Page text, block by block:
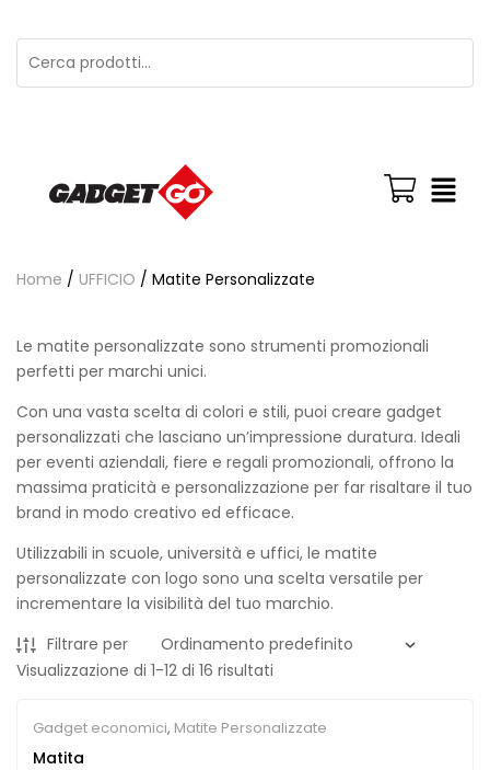
Home / UFFICIO / Matite Personalizzate
Le matite personalizzate sono strumenti promozionali
perfetti per marchi unici.
Con una vasta scelta di colori e stili, puoi creare gadget
personalizzati che lasciano un’impressione duratura. Ideali
per eventi aziendali, fiere e regali promozionali, offrono la
massima praticità e personalizzazione per far risaltare il tuo
brand in modo creativo ed efficace.
Utilizzabili in scuole, università e uffici, le matite
personalizzate con logo sono una scelta versatile per
incrementare la visibilità del tuo marchio.
Filtrare per
Visualizzazione di 1-12 di 16 risultati
Gadget economici, Matite Personalizzate
Matita